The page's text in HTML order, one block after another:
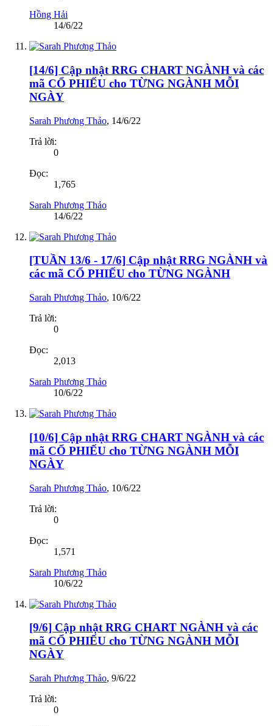
Hồng Hải
14/6/22
[14/6] Cập nhật RRG CHART NGÀNH và các
mã CỔ PHIẾU cho TỪNG NGÀNH MỖI
NGÀY
Sarah Phương Thảo, 14/6/22
Trả lời:
0
Đọc:
1,765
Sarah Phương Thảo
14/6/22
[TUẦN 13/6 - 17/6] Cập nhật RRG NGÀNH và
các mã CỔ PHIẾU cho TỪNG NGÀNH
Sarah Phương Thảo, 10/6/22
Trả lời:
0
Đọc:
2,013
Sarah Phương Thảo
10/6/22
[10/6] Cập nhật RRG CHART NGÀNH và các
mã CỔ PHIẾU cho TỪNG NGÀNH MỖI
NGÀY
Sarah Phương Thảo, 10/6/22
Trả lời:
0
Đọc:
1,571
Sarah Phương Thảo
10/6/22
[9/6] Cập nhật RRG CHART NGÀNH và các
mã CỔ PHIẾU cho TỪNG NGÀNH MỖI
NGÀY
Sarah Phương Thảo, 9/6/22
Trả lời:
0